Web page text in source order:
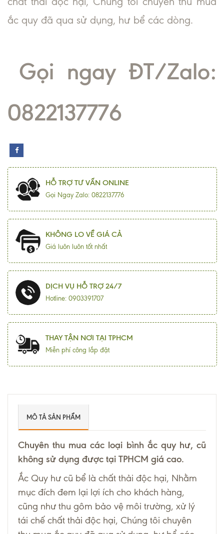
ắc quy đã qua sử dụng, hư bể các dòng.
Gọi ngay ĐT/Zalo:
0822137776
HỖ TRỢ TƯ VẤN ONLINE
Gọi Ngay Zalo: 0822137776
KHÔNG LO VỀ GIÁ CẢ
Giá luôn luôn tốt nhất
DỊCH VỤ HỖ TRỢ 24/7
Hotline: 0903391707
THAY TẬN NƠI TẠI TPHCM
Miễn phí công lắp đặt
MÔ TẢ SẢN PHẨM
Chuyên thu mua các loại bình ắc quy hư, cũ
không sử dụng được tại TPHCM giá cao.
Ắc Quy hư cũ bể là chất thải độc hại, Nhằm
mục đích đem lại lợi ích cho khách hàng,
cũng như thu gôm bảo vệ môi trường, xử lý
tái chế chất thải độc hại, Chúng tôi chuyên